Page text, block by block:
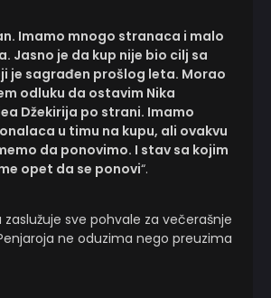
Imamo mnogo stranaca i malo
Jasno je da kup nije bio cilj sa
je sagrađen prošlog leta. Morao
odluku da ostavim Nika
Džekirija po strani. Imamo
u timu na kupu, ali ovakvu
da ponovimo. I stav sa kojim
opet da se ponovi“.
zaslužuje sve pohvale za večerašnje
ne oduzima nego preuzima